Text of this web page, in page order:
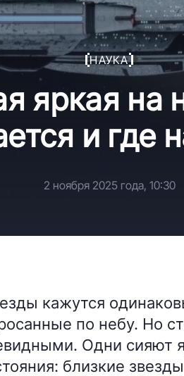
НАУКА
яркая на
и где
2 ноября 2025 года, 10:30
кажутся
по небу. Но
Одни сияют
близкие